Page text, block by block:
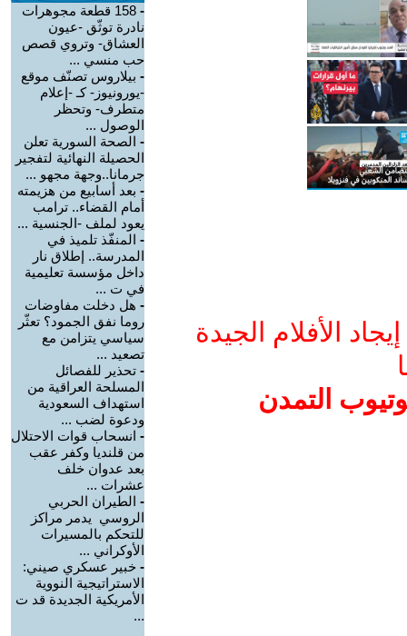
الأفلام الجيدة
التمدن
-
158 قطعة مجوهرات
نادرة توثّق -عيون
العشاق- وتروي قصص
حب منسي ...
- بيلاروس تصنّف موقع
-يورونيوز- كـ -إعلام
متطرف- وتحظر
الوصول ...
- الصحة السورية تعلن
الحصيلة النهائية لتفجير
جرمانا..وجهة مجهو ...
- بعد أسابيع من هزيمته
أمام القضاء.. ترامب
يعود لملف -الجنسية ...
- المنفّذ تلميذ في
المدرسة.. إطلاق نار
داخل مؤسسة تعليمية
في ت ...
- هل دخلت مفاوضات
روما نفق الجمود؟ تعثّر
سياسي يتزامن مع
تصعيد ...
- تحذير للفصائل
المسلحة العراقية من
استهداف السعودية
ودعوة لضب ...
- انسحاب قوات الاحتلال
من قلنديا وكفر عقب
بعد عدوان خلف
عشرات ...
- الطيران الحربي
الروسي يدمر مراكز
للتحكم بالمسيرات
الأوكراني ...
- خبير عسكري صيني:
الاستراتيجية النووية
الأمريكية الجديدة قد ت
...